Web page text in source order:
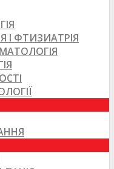
І ФТИЗИАТРІЯ